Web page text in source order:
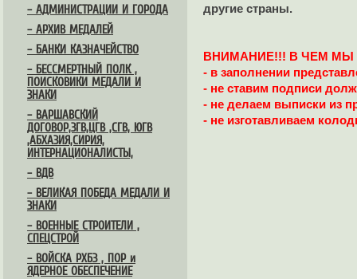
– АДМИНИСТРАЦИИ И ГОРОДА
– АРХИВ МЕДАЛЕЙ
– БАНКИ КАЗНАЧЕЙСТВО
– БЕССМЕРТНЫЙ ПОЛК ,
ПОИСКОВИКИ МЕДАЛИ И
ЗНАКИ
– ВАРШАВСКИЙ
ДОГОВОР,ЗГВ,ЦГВ ,СГВ, ЮГВ
,АБХАЗИЯ,СИРИЯ,
ИНТЕРНАЦИОНАЛИСТЫ,
– ВДВ
– ВЕЛИКАЯ ПОБЕДА МЕДАЛИ И
ЗНАКИ
– ВОЕННЫЕ СТРОИТЕЛИ ,
СПЕЦСТРОЙ
– ВОЙСКА РХБЗ , ПОР и
ЯДЕРНОЕ ОБЕСПЕЧЕНИЕ
другие страны.
ВНИМАНИЕ!!! В ЧЕМ
- в заполнении
- не ставим подписи
- не делаем выписки из
- не изготавливаем